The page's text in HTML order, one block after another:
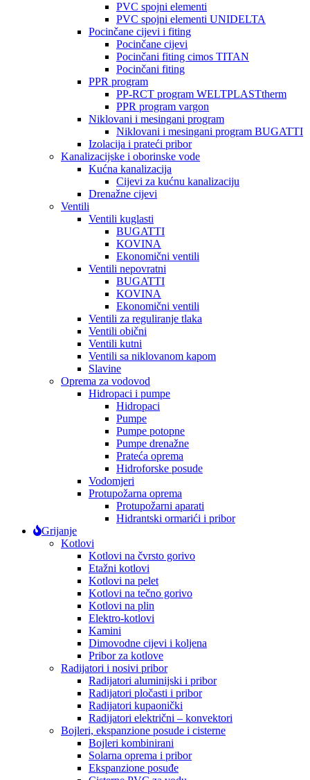
PVC spojni elementi
PVC spojni elementi UNIDELTA
Pocinčane cijevi i fiting
Pocinčane cijevi
Pocinčani fiting cimos TITAN
Pocinčani fiting
PPR program
PP-RCT program WELTPLASTtherm
PPR program vargon
Niklovani i mesingani program
Niklovani i mesingani program BUGATTI
Izolacija i prateći pribor
Kanalizacijske i oborinske vode
Kućna kanalizacija
Cijevi za kućnu kanalizaciju
Drenažne cijevi
Ventili
Ventili kuglasti
BUGATTI
KOVINA
Ekonomični ventili
Ventili nepovratni
BUGATTI
KOVINA
Ekonomični ventili
Ventili za reguliranje tlaka
Ventili obični
Ventili kutni
Ventili sa niklovanom kapom
Slavine
Oprema za vodovod
Hidropaci i pumpe
Hidropaci
Pumpe
Pumpe potopne
Pumpe drenažne
Prateća oprema
Hidroforske posude
Vodomjeri
Protupožarna oprema
Protupožarni aparati
Hidrantski ormarići i pribor
Grijanje
Kotlovi
Kotlovi na čvrsto gorivo
Etažni kotlovi
Kotlovi na pelet
Kotlovi na tečno gorivo
Kotlovi na plin
Elektro-kotlovi
Kamini
Dimovodne cijevi i koljena
Pribor za kotlove
Radijatori i nosivi pribor
Radijatori aluminijski i pribor
Radijatori pločasti i pribor
Radijatori kupaonički
Radijatori električni – konvektori
Bojleri, ekspanzione posude i cisterne
Bojleri kombinirani
Solarna oprema i pribor
Ekspanzione posuđe